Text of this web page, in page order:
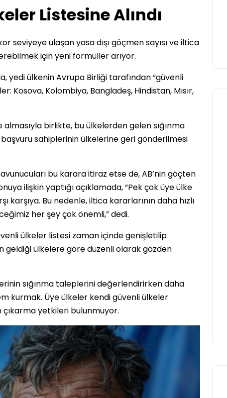
Listesine Alındı
seviyeye ulaşan yasa dışı göçmen sayısı ve iltica
için yeni formüller arıyor.
yedi ülkenin Avrupa Birliği tarafından “güvenli
Kosova, Kolombiya, Bangladeş, Hindistan, Mısır,
birlikte, bu ülkelerden gelen sığınma
başvuru sahiplerinin ülkelerine geri gönderilmesi
bu karara itiraz etse de, AB’nin göçten
ilişkin yaptığı açıklamada, “Pek çok üye ülke
karşıya. Bu nedenle, iltica kararlarının daha hızlı
her şey çok önemli,” dedi.
ülkeler listesi zaman içinde genişletilip
geldiği ülkelere göre düzenli olarak gözden
sığınma taleplerini değerlendirirken daha
kurmak. Üye ülkeler kendi güvenli ülkeler
yetkileri bulunmuyor.
Yasir Baba 30 Haziran 2026
Programı
Yasir Baba 12 Haziran 2026